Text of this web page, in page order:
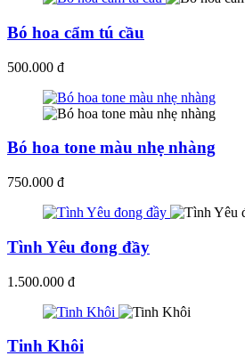
Bó hoa cẩm tú cầu
500.000 đ
Bó hoa tone màu nhẹ nhàng
750.000 đ
Tình Yêu đong đầy
1.500.000 đ
Tinh Khôi